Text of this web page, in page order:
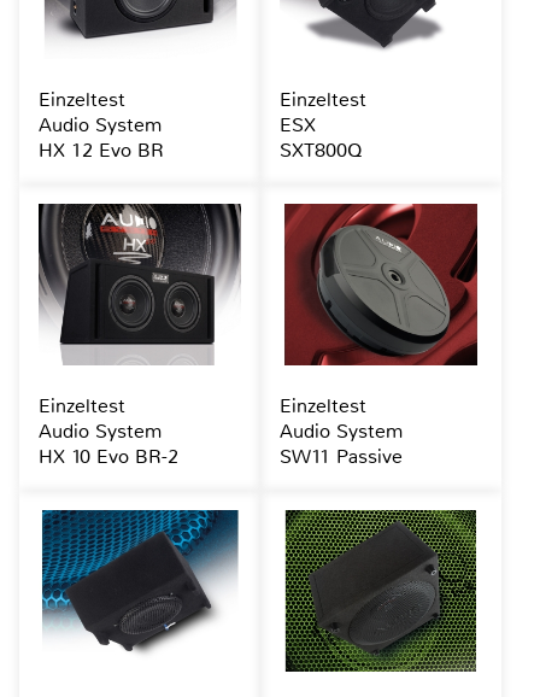
Einzeltest
Audio System
HX 12 Evo BR
Einzeltest
ESX
SXT800Q
Einzeltest
Audio System
HX 10 Evo BR-2
Einzeltest
Audio System
SW11 Passive